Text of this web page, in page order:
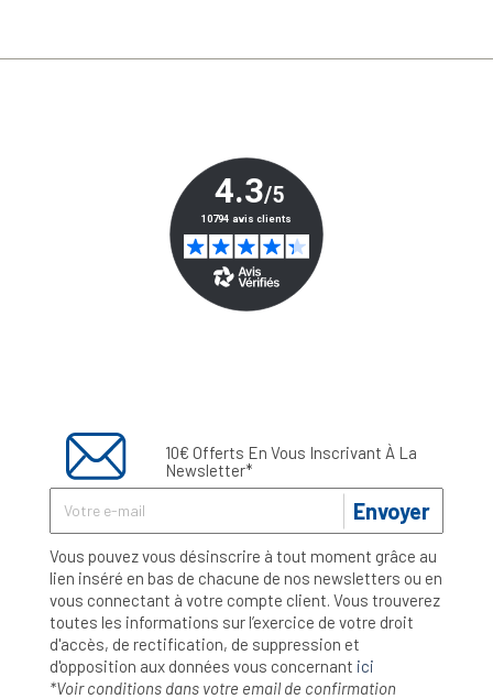
10€ Offerts En Vous Inscrivant À La
Newsletter*
Envoyer
Vous pouvez vous désinscrire à tout moment grâce au
lien inséré en bas de chacune de nos newsletters ou en
vous connectant à votre compte client. Vous trouverez
toutes les informations sur l’exercice de votre droit
d'accès, de rectification, de suppression et
d'opposition aux données vous concernant ici
*Voir conditions dans votre email de confirmation